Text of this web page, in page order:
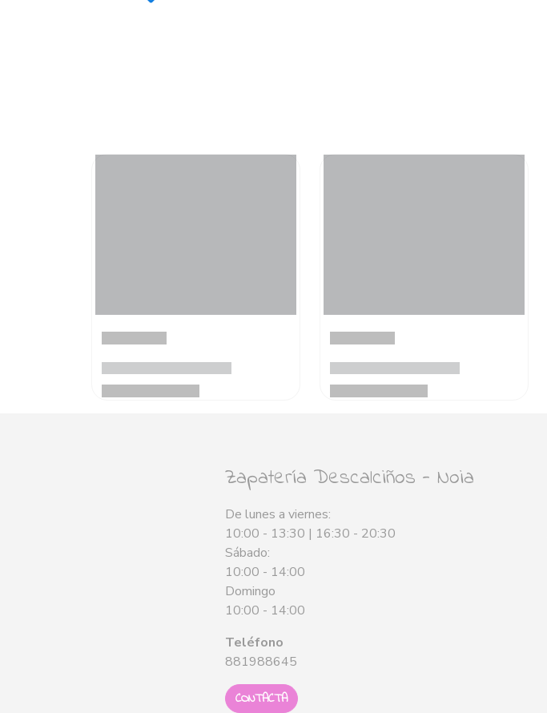
Zapatería Descalciños - Noia
De lunes a viernes:
10:00 - 13:30 | 16:30 - 20:30
Sábado:
10:00 - 14:00
Domingo
10:00 - 14:00
Teléfono
881988645
CONTACTA